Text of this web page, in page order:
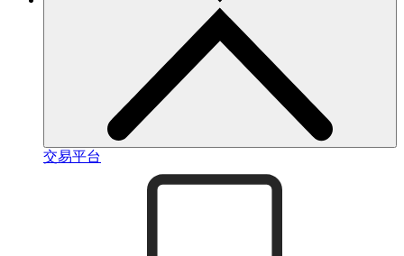
交易平台